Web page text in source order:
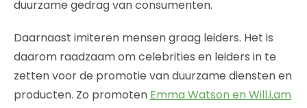
duurzame gedrag van consumenten.
Daarnaast imiteren mensen graag leiders. Het is
daarom raadzaam om celebrities en leiders in te
zetten voor de promotie van duurzame diensten en
producten. Zo promoten Emma Watson en Will.i.am